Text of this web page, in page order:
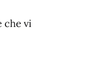
che vi